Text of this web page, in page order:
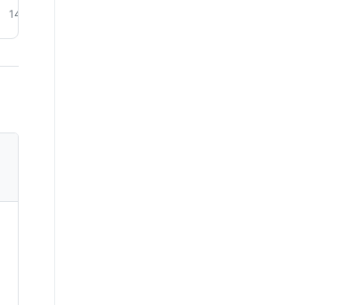
14.0 km/h